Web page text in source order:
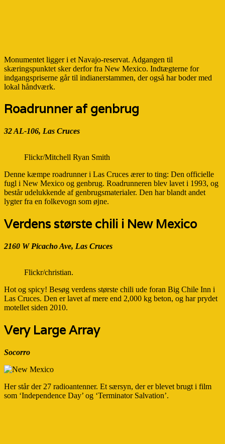
Monumentet ligger i et Navajo-reservat. Adgangen til
skæringspunktet sker derfor fra New Mexico. Indtægterne for
indgangspriserne går til indianerstammen, der også har boder med
lokal håndværk.
Roadrunner af genbrug
32 AL-106, Las Cruces
Flickr/Mitchell Ryan Smith
Denne kæmpe roadrunner i Las Cruces ærer to ting: Den officielle
fugl i New Mexico og genbrug. Roadrunneren blev lavet i 1993, og
består udelukkende af genbrugsmaterialer. Den har blandt andet
lygter fra en folkevogn som øjne.
Verdens største chili i New Mexico
2160 W Picacho Ave, Las Cruces
Flickr/christian.
Hot og spicy! Besøg verdens største chili ude foran Big Chile Inn i
Las Cruces. Den er lavet af mere end 2,000 kg beton, og har prydet
motellet siden 2010.
Very Large Array
Socorro
Her står der 27 radioantenner. Et særsyn, der er blevet brugt i film
som ‘Independence Day’ og ‘Terminator Salvation’.